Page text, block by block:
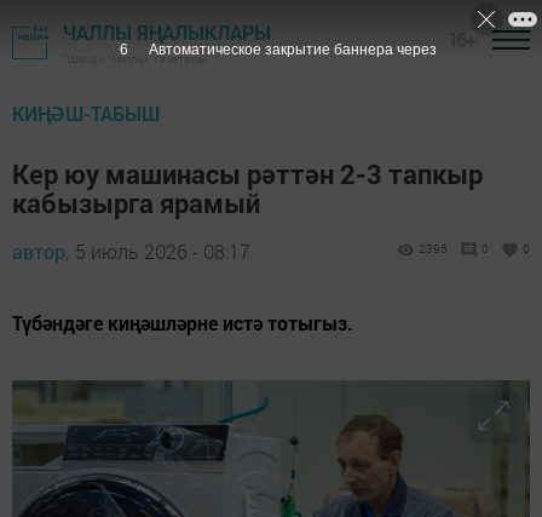
ЧАЛЛЫ ЯҢАЛЫКЛАРЫ
"Шәһри Чаллы" газетасы
КИҢӘШ-ТАБЫШ
Кер юу машинасы рәттән 2-3 тапкыр
кабызырга ярамый
автор, 5 июль 2026 - 08:17 2395 0 0
Түбәндәге киңәшләрне истә тотыгыз.
5 Автоматическое закрытие баннера через